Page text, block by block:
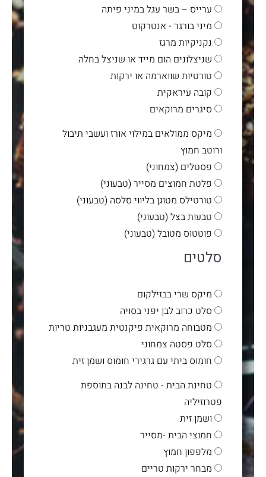
ערייס – בשר עגל במיני פיתה
מיני בורגר - אנטרקוט
נקניקיות מרגז
שניצלונים הום מייד או שניצל בחלה
טורטיות שווארמה או ירקות
קובה עיראקית
סיגרים מרוקאים
מיקס ממולאים במילוי אורז ועשבי תיבול
ורוטב חמוץ
פסטלים (צמחוני)
פלטת חמוצים מסייר (טבעוני)
טורטילס מטוגן בליווי סלסה (טבעוני)
טבעות בצל (טבעוני)
פוטטוס מטובל (טבעוני)
סלטים
מיקס שרי בבזילקום
סלט כרוב לבן יפני בסויה
מטבוחה מרוקאית פיקנטית מעגבניות טריות
סלט פסטה צמחוני
חומוס ביתי עם גרגירי חומוס ושמן זית
טחינת הבית - טחינה לבנה בתוספת
פטרוזיליה
ושמן זית
חמוצי הבית -מסייר
מלפפון חמוץ
מבחר ירקות טריים